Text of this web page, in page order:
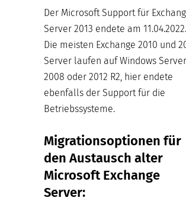
Der Microsoft Support für
Server 2013 endete am 11.04.2022.
Die meisten Exchange 2010 und
Server laufen auf Windows Server
2008 oder 2012 R2, hier endete
ebenfalls der Support für die
Betriebssysteme.
Migrationsoptionen für
den Austausch alter
Microsoft Exchange
Server: